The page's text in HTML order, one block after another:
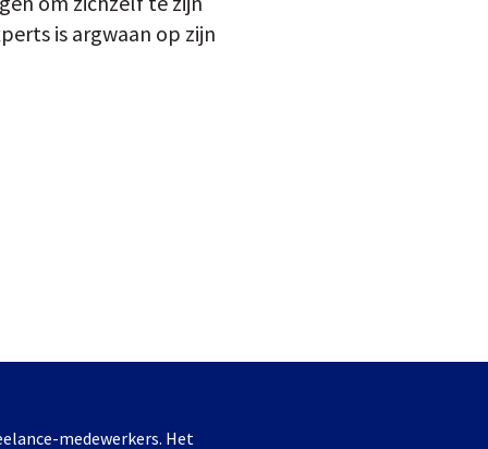
is argwaan op zijn
medewerkers. Het